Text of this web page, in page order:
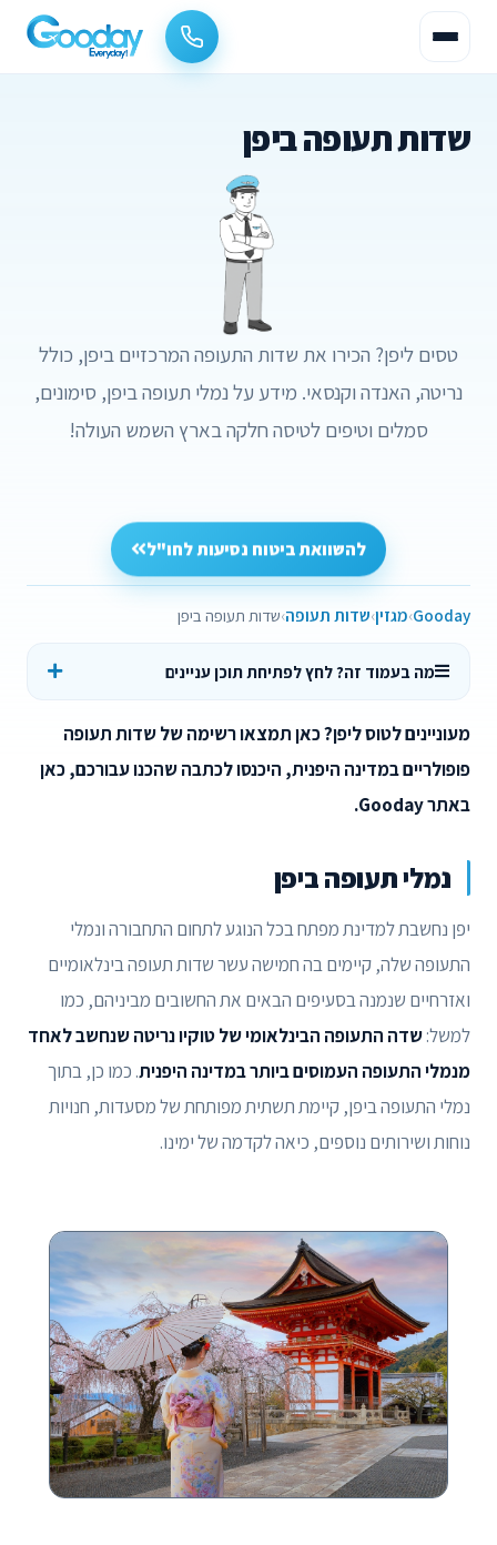
שדות תעופה ביפן
טסים ליפן? הכירו את שדות התעופה המרכזיים ביפן, כולל
נריטה, האנדה וקנסאי. מידע על נמלי תעופה ביפן, סימונים,
סמלים וטיפים לטיסה חלקה בארץ השמש העולה!
להשוואת ביטוח נסיעות לחו"ל
Gooday מגזין שדות תעופה שדות תעופה ביפן
מה בעמוד זה? לחץ לפתיחת תוכן עניינים
מעוניינים לטוס ליפן? כאן תמצאו רשימה של שדות תעופה
פופולריים במדינה היפנית, היכנסו לכתבה שהכנו עבורכם, כאן
באתר Gooday.
נמלי תעופה ביפן
יפן נחשבת למדינת מפתח בכל הנוגע לתחום התחבורה ונמלי
התעופה שלה, קיימים בה חמישה עשר שדות תעופה בינלאומיים
ואזרחיים שנמנה בסעיפים הבאים את החשובים מביניהם, כמו
למשל:שדה התעופה הבינלאומי של טוקיו נריטה שנחשב לאחד
מנמלי התעופה העמוסים ביותר במדינה היפנית. כמו כן, בתוך
נמלי התעופה ביפן, קיימת תשתית מפותחת של מסעדות, חנויות
נוחות ושירותים נוספים, כיאה לקדמה של ימינו.